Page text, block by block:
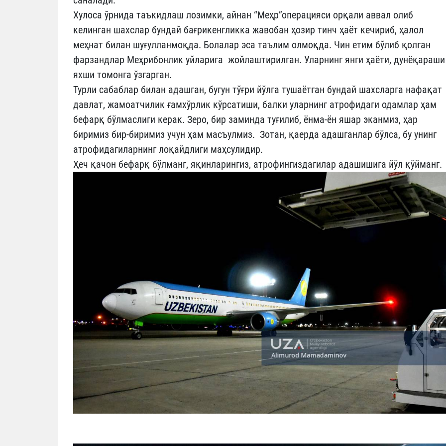
Хулоса ўрнида таъкидлаш лозимки, айнан “Меҳр”операцияси орқали аввал олиб
келинган шахслар бундай бағрикенгликка жавобан ҳозир тинч ҳаёт кечириб, ҳалол
меҳнат билан шуғулланмоқда. Болалар эса таълим олмоқда. Чин етим бўлиб қолган
фарзандлар Меҳрибонлик уйларига жойлаштирилган. Уларнинг янги ҳаёти, дунёқараши
яхши томонга ўзгарган.
Турли сабаблар билан адашган, бугун тўғри йўлга тушаётган бундай шахсларга нафақат
давлат, жамоатчилик ғамхўрлик кўрсатиши, балки уларнинг атрофидаги одамлар ҳам
бефарқ бўлмаслиги керак. Зеро, бир заминда туғилиб, ёнма-ён яшар эканмиз, ҳар
биримиз бир-биримиз учун ҳам масъулмиз. Зотан, қаерда адашганлар бўлса, бу унинг
атрофидагиларнинг лоқайдлиги маҳсулидир.
Ҳеч қачон бефарқ бўлманг, яқинларингиз, атрофингиздагилар адашишига йўл